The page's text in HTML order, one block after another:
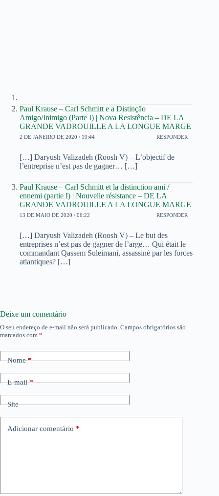
Paul Krause – Carl Schmitt e a Distinção
Amigo/Inimigo (Parte I) | Nova Resistência – DE LA
GRANDE VADROUILLE A LA LONGUE MARGE
2 DE JANEIRO DE 2020 / 19:44 RESPONDER
[…] Daryush Valizadeh (Roosh V) – L’objectif de
l’entreprise n’est pas de gagner… […]
Paul Krause – Carl Schmitt et la distinction ami /
ennemi (partie I) | Nouvelle résistance – DE LA
GRANDE VADROUILLE A LA LONGUE MARGE
13 DE MAIO DE 2020 / 06:22 RESPONDER
[…] Daryush Valizadeh (Roosh V) – Le but des
entreprises n’est pas de gagner de l’arge… Qui était le
commandant Qassem Suleimani, assassiné par les forces
atlantiques? […]
Deixe um comentário
O seu endereço de e-mail não será publicado. Campos obrigatórios são
marcados com *
Nome*
E-mail*
Site
Adicionar comentário *